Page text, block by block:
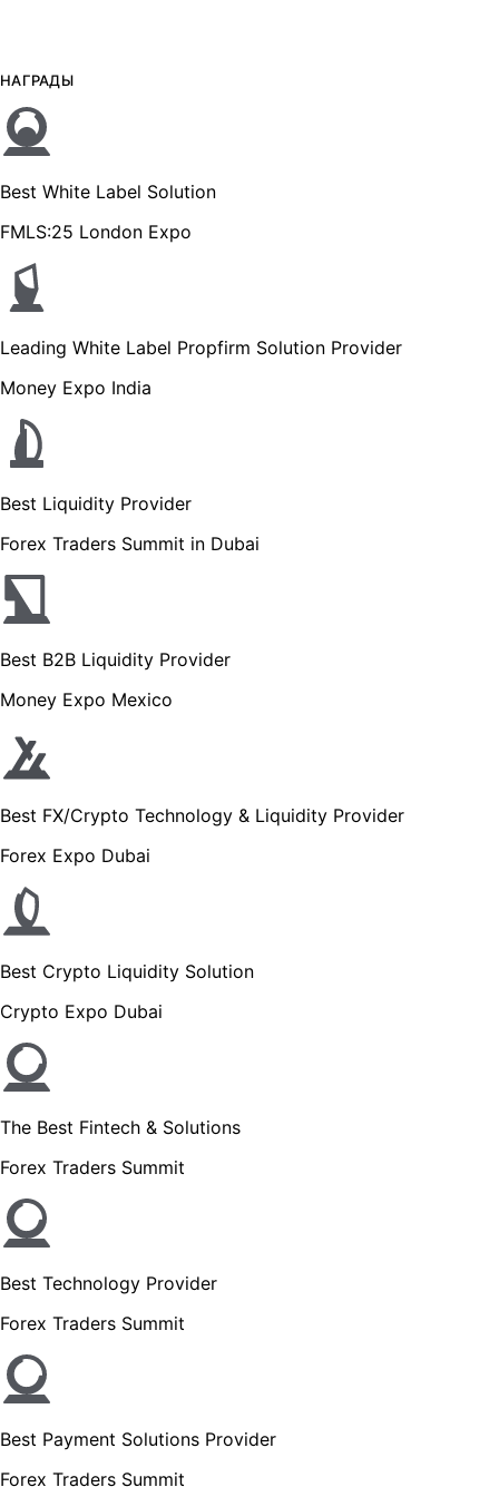
НАГРАДЫ
Best White Label Solution
FMLS:25 London Expo
Leading White Label Propfirm Solution Provider
Money Expo India
Best Liquidity Provider
Forex Traders Summit in Dubai
Best B2B Liquidity Provider
Money Expo Mexico
Best FX/Crypto Technology & Liquidity Provider
Forex Expo Dubai
Best Crypto Liquidity Solution
Crypto Expo Dubai
The Best Fintech & Solutions
Forex Traders Summit
Best Technology Provider
Forex Traders Summit
Best Payment Solutions Provider
Forex Traders Summit